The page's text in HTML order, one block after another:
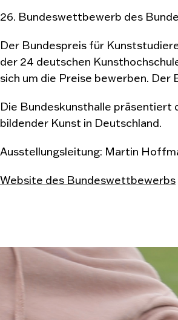
26. Bundeswettbewerb des
Der Bundespreis für
der 24 deutschen
sich um die Preise bewerben.
Die Bundeskunsthalle präsentiert
bildender Kunst in Deutschland.
Ausstellungsleitung: Martin
Website des Bundeswettbewerbs